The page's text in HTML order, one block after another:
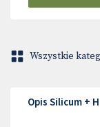
Wszystkie
Opis Silicum + H